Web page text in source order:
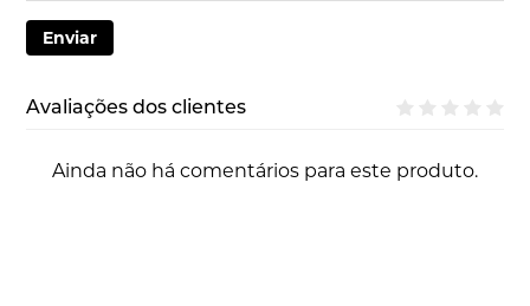
Enviar
Avaliações dos clientes
Ainda não há comentários para este produto.